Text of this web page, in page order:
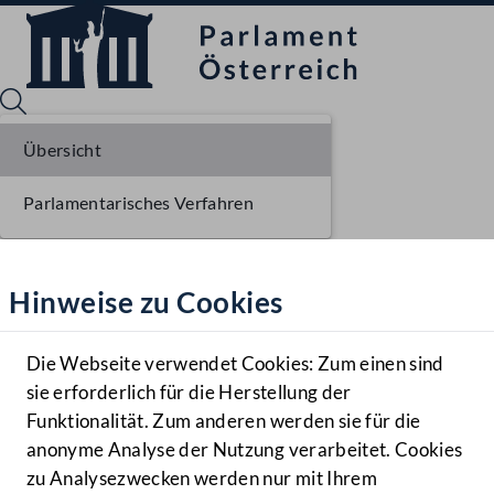
Hilfe
Benutzer
Navigationsmenü öffnen
MENÜ
Hinweise zu Cookies
Die Webseite verwendet Cookies: Zum einen sind
sie erforderlich für die Herstellung der
Funktionalität. Zum anderen werden sie für die
anonyme Analyse der Nutzung verarbeitet. Cookies
zu Analysezwecken werden nur mit Ihrem
Übersicht
Parlamentarisches Verfahren